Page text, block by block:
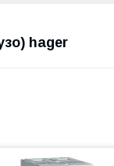
hager